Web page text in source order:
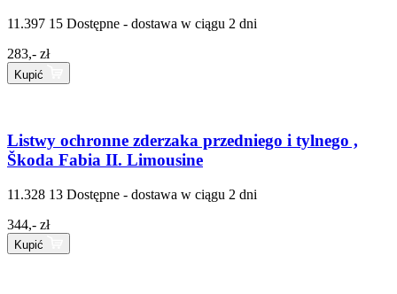
11.397 15 Dostępne - dostawa w ciągu 2 dni
283,- zł
Kupić
Listwy ochronne zderzaka przedniego i tylnego ,
Škoda Fabia II. Limousine
11.328 13 Dostępne - dostawa w ciągu 2 dni
344,- zł
Kupić